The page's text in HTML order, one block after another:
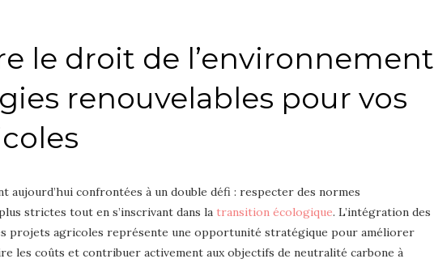
le droit de l’environnement
renouvelables pour vos
aujourd’hui confrontées à un double défi : respecter des normes
strictes tout en s’inscrivant dans la transition écologique. L’intégration des
projets agricoles représente une opportunité stratégique pour améliorer
les coûts et contribuer activement aux objectifs de neutralité carbone à